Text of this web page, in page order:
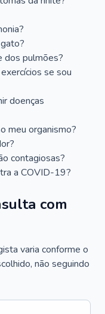
dos pulmões?
se sou
doenças
meu organismo?
contagiosas?
a COVID-19?
com
varia conforme o
não seguindo